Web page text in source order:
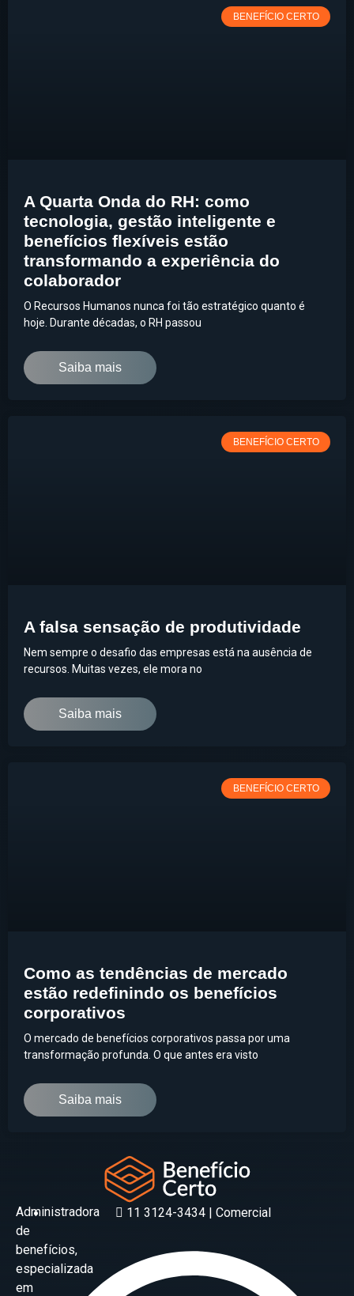
BENEFÍCIO CERTO
A Quarta Onda do RH: como
tecnologia, gestão inteligente e
benefícios flexíveis estão
transformando a experiência do
colaborador
O Recursos Humanos nunca foi tão estratégico quanto é
hoje. Durante décadas, o RH passou
Saiba mais
BENEFÍCIO CERTO
A falsa sensação de produtividade
Nem sempre o desafio das empresas está na ausência de
recursos. Muitas vezes, ele mora no
Saiba mais
BENEFÍCIO CERTO
Como as tendências de mercado
estão redefinindo os benefícios
corporativos
O mercado de benefícios corporativos passa por uma
transformação profunda. O que antes era visto
Saiba mais
Administradora
de
benefícios,
especializada
em
11 3124-3434 | Comercial